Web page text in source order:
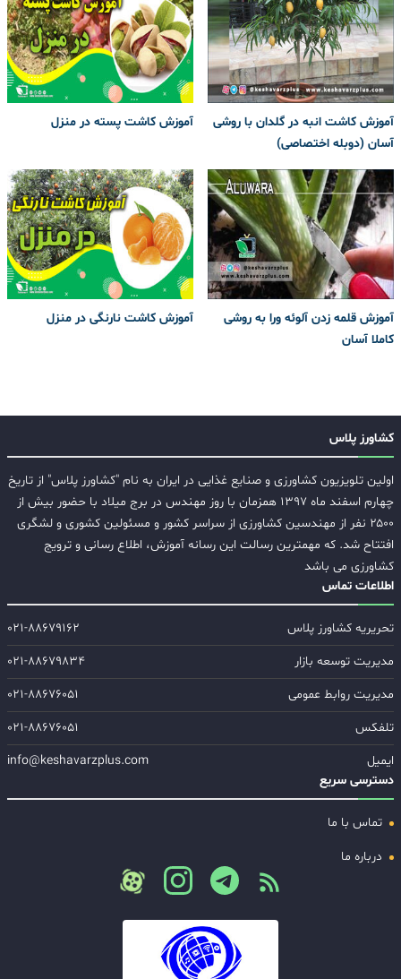
آموزش کاشت انبه در گلدان با روشی
آسان (دوبله اختصاصی)
آموزش کاشت پسته در منزل
آموزش قلمه زدن آلوئه ورا به روشی
کاملا آسان
آموزش کاشت نارنگی در منزل
کشاورز پلاس
اولین تلویزیون کشاورزی و صنایع غذایی در ایران به نام "کشاورز پلاس" از تاریخ
چهارم اسفند ماه ۱۳۹۷ همزمان با روز مهندس در برج میلاد با حضور بیش از
۲۵۰۰ نفر از مهندسین کشاورزی از سراسر کشور و مسئولین کشوری و لشگری
افتتاح شد. که مهمترین رسالت این رسانه آموزش، اطلاع رسانی و ترویج
کشاورزی می باشد
اطلاعات تماس
تحریریه کشاورز پلاس
۰۲۱-۸۸۶۷۹۱۶۲
مدیریت توسعه بازار
۰۲۱-۸۸۶۷۹۸۳۴
مدیریت روابط عمومی
۰۲۱-۸۸۶۷۶۰۵۱
تلفکس
۰۲۱-۸۸۶۷۶۰۵۱
ایمیل
info@keshavarzplus.com
دسترسی سریع
تماس با ما
درباره ما